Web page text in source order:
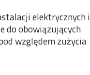
elektrycznych i
do obowiązujących
względem zużycia